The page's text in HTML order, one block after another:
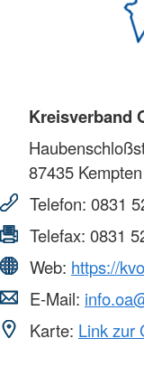
Kreisverband
87435 Kempten
Telefon: 0831
Telefax: 0831
Web: https://
E-Mail:
Karte: Link zur